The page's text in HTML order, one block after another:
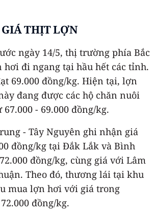
GIÁ THỊT LỢN
ngày 14/5, thị trường phía Bắc
hơi đi ngang tại hầu hết các tỉnh.
69.000 đồng/kg. Hiện tại, lợn
đang được các hộ chăn nuôi
- 69.000 đồng/kg.
- Tây Nguyên ghi nhận giá
đồng/kg tại Đắk Lắk và Bình
đồng/kg, cùng giá với Lâm
Theo đó, thương lái tại khu
mua lợn hơi với giá trong
đồng/kg.